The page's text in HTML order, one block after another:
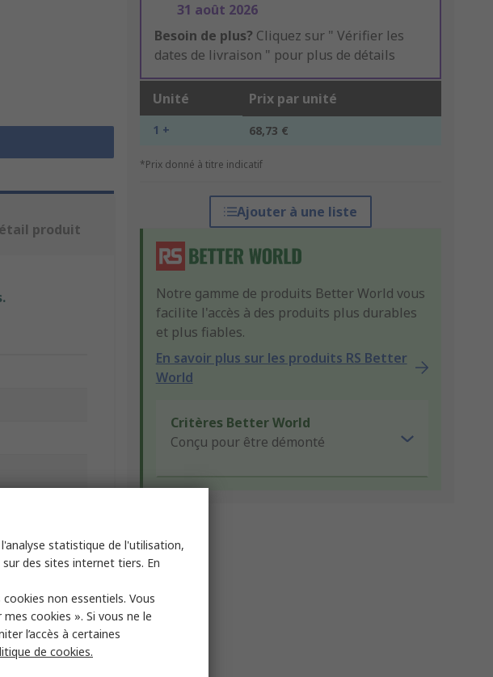
31 août 2026
Besoin de plus? Cliquez sur " Vérifier les
dates de livraison " pour plus de détails
Unité Prix par unité
1 + 68,73 €
*Prix donné à titre indicatif
Ajouter à une liste
Notre gamme de produits Better World vous
facilite l'accès à des produits plus durables
et plus fiables.
En savoir plus sur les produits RS Better
World
Critères Better World
Conçu pour être démonté
produit
statistique de l'utilisation,
des sites internet tiers. En
non essentiels. Vous
cookies ». Si vous ne le
l’accès à certaines
de cookies.